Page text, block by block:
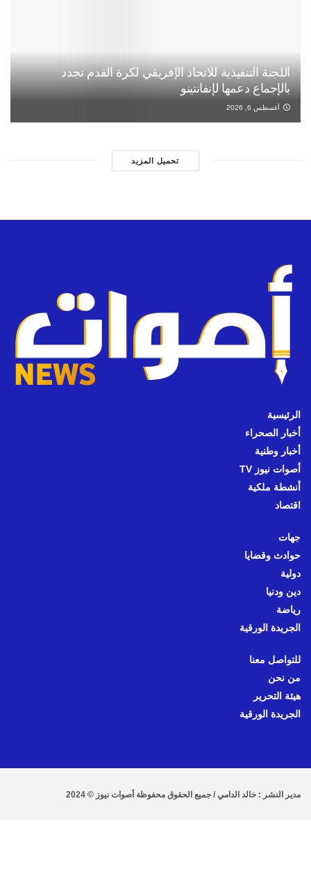
اللجنة التنفيذية للاتحاد الإفريقي لكرة القدم تجدد
بالإجماع دعمها لإنفانتينو
أغسطس 6, 2026
تحميل المزيد
الرئيسية
أخبار الصحراء
أخبار وطنية
أصوات نيوز TV
أنشطة ملكية
اقتصاد
جهات
حوادث وقضايا
دولية
دين ودنيا
رياضة
الجريدة الورقية
للتواصل معنا
من نحن
هيئة التحرير
الجريدة الورقية
مدير النشر : خالد الدامي / جميع الحقوق محفوظة أصوات نيوز © 2024